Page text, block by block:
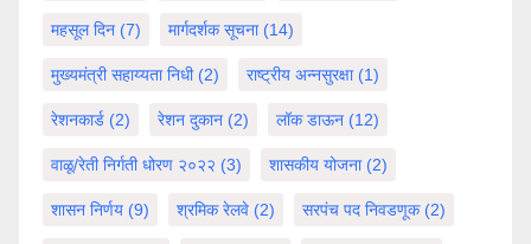
महसूल दिन (7) मार्गदर्शक सूचना(14)
मुख्यमंत्री सहाय्यता निधी(2) राष्ट्रीय अन्नसुरक्षा(1)
रेशनकार्ड (2) रेशन दुकान (2) लॉक डाऊन (12)
वाळू/रेती निर्गती धोरण २०२२ (3) शासकीय योजना(2)
शासन निर्णय (9) श्रमिक रेलवे (2) सरपंच पद निवडणूक(2)